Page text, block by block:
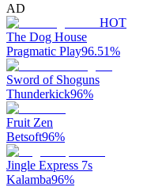
AD
HOT
The Dog House
Pragmatic Play96.51%
Sword of Shoguns
Thunderkick96%
Fruit Zen
Betsoft96%
Jingle Express 7s
Kalamba96%